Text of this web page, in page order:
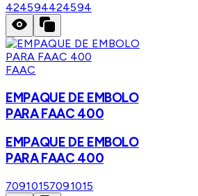
424594424594
FAAC
EMPAQUE DE EMBOLO
PARA FAAC 400
EMPAQUE DE EMBOLO
PARA FAAC 400
70910157091015